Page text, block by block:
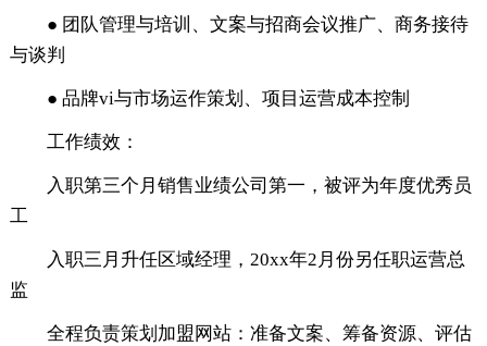
● 团队管理与培训、文案与招商会议推广、商务接待
与谈判
● 品牌vi与市场运作策划、项目运营成本控制
工作绩效：
入职第三个月销售业绩公司第一，被评为年度优秀员
工
入职三月升任区域经理，20xx年2月份另任职运营总
监
全程负责策划加盟网站：准备文案、筹备资源、评估